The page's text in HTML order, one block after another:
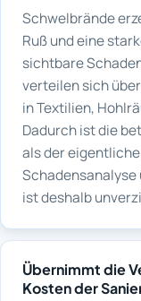
Schwelbrände
Ruß und eine
sichtbare
verteilen sich
in Textilien,
Dadurch ist die
als der
ist deshalb
Übernimmt die
Kosten der